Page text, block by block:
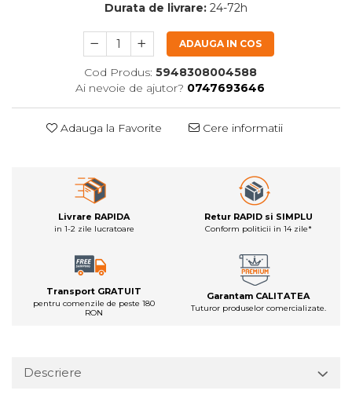
Durata de livrare: 24-72h
ADAUGA IN COS
Cod Produs: 5948308004588
Ai nevoie de ajutor? 0747693646
Adauga la Favorite Cere informatii
Livrare RAPIDA
in 1-2 zile lucratoare
Retur RAPID si SIMPLU
Conform politicii in 14 zile*
Transport GRATUIT
pentru comenzile de peste 180
RON
Garantam CALITATEA
Tuturor produselor comercializate.
Descriere